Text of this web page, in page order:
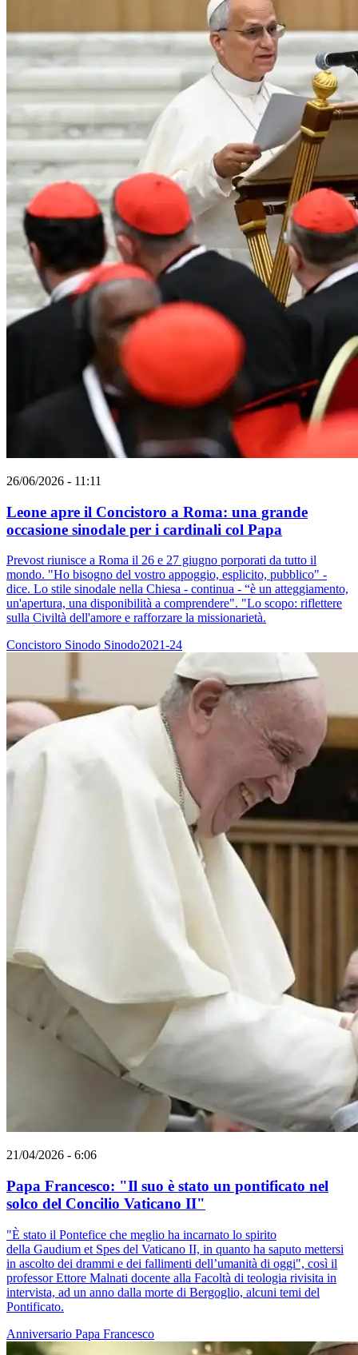
26/06/2026 - 11:11
Leone apre il Concistoro a Roma: una grande
occasione sinodale per i cardinali col Papa
Prevost riunisce a Roma il 26 e 27 giugno porporati da tutto il
mondo. "Ho bisogno del vostro appoggio, esplicito, pubblico" -
dice. Lo stile sinodale nella Chiesa - continua - “è un atteggiamento,
un'apertura, una disponibilità a comprendere". "Lo scopo: riflettere
sulla Civiltà dell'amore e rafforzare la missionarietà.
Concistoro Sinodo Sinodo2021-24
21/04/2026 - 6:06
Papa Francesco: "Il suo è stato un pontificato nel
solco del Concilio Vaticano II"
"È stato il Pontefice che meglio ha incarnato lo spirito
della Gaudium et Spes del Vaticano II, in quanto ha saputo mettersi
in ascolto dei drammi e dei fallimenti dell’umanità di oggi", così il
professor Ettore Malnati docente alla Facoltà di teologia rivisita in
intervista, ad un anno dalla morte di Bergoglio, alcuni temi del
Pontificato.
Anniversario Papa Francesco